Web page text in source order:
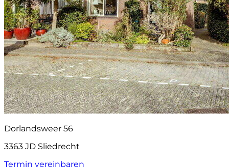
Dorlandsweer 56
3363 JD Sliedrecht
Termin vereinbaren